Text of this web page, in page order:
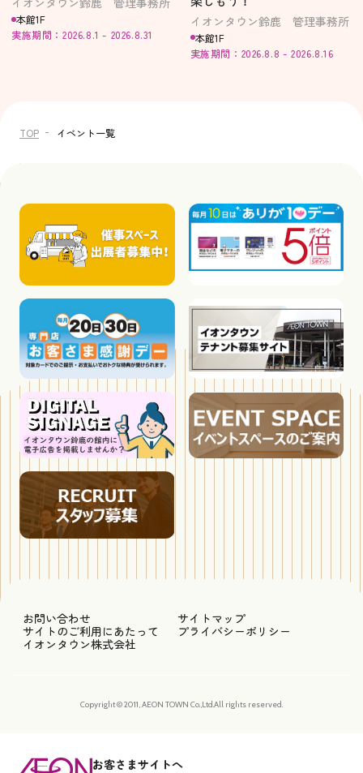
本館1F
実施期間：2026.8.1 - 2026.8.31
イオンタウン鈴鹿 管理事務所
本館1F
実施期間：2026.8.8 - 2026.8.16
TOP イベント一覧
お問い合わせ
サイトマップ
サイトのご利用にあたって
プライバシーポリシー
イオンタウン株式会社
Copyright © 2011, AEON TOWN Co.,Ltd.All rights reserved.
お客さまサイトへ